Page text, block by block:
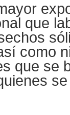
que
como
que se